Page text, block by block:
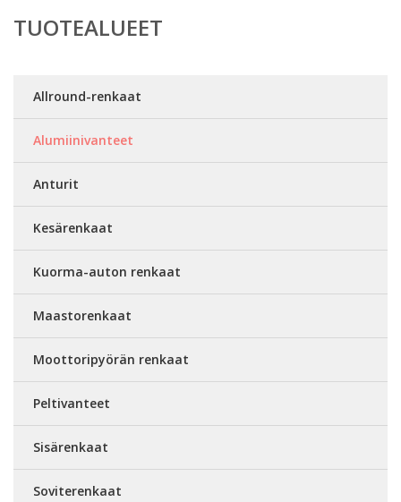
TUOTEALUEET
Allround-renkaat
Alumiinivanteet
Anturit
Kesärenkaat
Kuorma-auton renkaat
Maastorenkaat
Moottoripyörän renkaat
Peltivanteet
Sisärenkaat
Soviterenkaat